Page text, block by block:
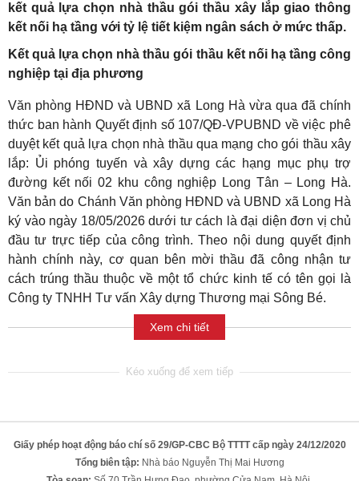
kết quả lựa chọn nhà thầu gói thầu xây lắp giao thông
kết nối hạ tầng với tỷ lệ tiết kiệm ngân sách ở mức thấp.
Kết quả lựa chọn nhà thầu gói thầu kết nối hạ tầng công
nghiệp tại địa phương
Văn phòng HĐND và UBND xã Long Hà vừa qua đã chính
thức ban hành Quyết định số 107/QĐ-VPUBND về việc phê
duyệt kết quả lựa chọn nhà thầu qua mạng cho gói thầu xây
lắp: Ủi phóng tuyến và xây dựng các hạng mục phụ trợ
đường kết nối 02 khu công nghiệp Long Tân – Long Hà.
Văn bản do Chánh Văn phòng HĐND và UBND xã Long Hà
ký vào ngày 18/05/2026 dưới tư cách là đại diện đơn vị chủ
đầu tư trực tiếp của công trình. Theo nội dung quyết định
hành chính này, cơ quan bên mời thầu đã công nhận tư
cách trúng thầu thuộc về một tổ chức kinh tế có tên gọi là
Công ty TNHH Tư vấn Xây dựng Thương mại Sông Bé.
Xem chi tiết
Giấy phép hoạt động báo chí số 29/GP-CBC Bộ TTTT cấp ngày 24/12/2020
Tổng biên tập: Nhà báo Nguyễn Thị Mai Hương